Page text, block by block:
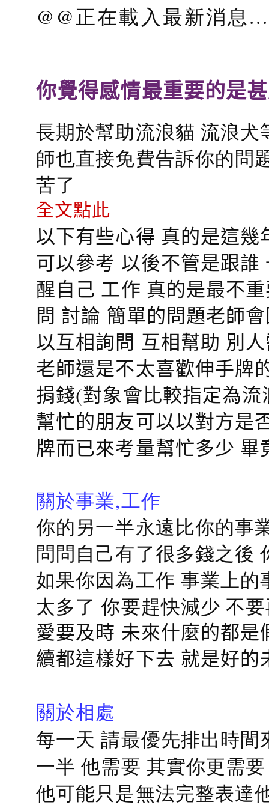
@@正在載入最新消息...
你覺得感情最重要的是
長期於幫助流浪貓 流浪
師也直接免費告訴你的問
苦了
全文點此
以下有些心得 真的是這
可以參考 以後不管是跟
醒自己 工作 真的是最不
問 討論 簡單的問題老師
以互相詢問 互相幫助 別
老師還是不太喜歡伸手牌
捐錢(對象會比較指定為
幫忙的朋友可以以對方是
牌而已來考量幫忙多少
關於事業,工作
你的另一半永遠比你的事
問問自己有了很多錢之後
如果你因為工作 事業上
太多了 你要趕快減少 不
愛要及時 未來什麼的都
續都這樣好下去 就是好的
關於相處
每一天 請最優先排出時
一半 他需要 其實你更需要
他可能只是無法完整表達